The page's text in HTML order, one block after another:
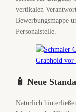
vertikalen
Bewerbungsmappe
Personalstelle.
🧴 Neue
Natürlich